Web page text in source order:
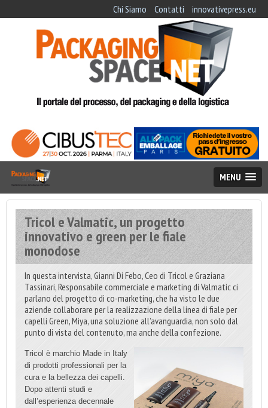
Chi Siamo Contatti innovativepress.eu
MENU
Tricol e Valmatic, un progetto
innovativo e green per le fiale
monodose
In questa intervista, Gianni Di Febo, Ceo di Tricol e Graziana
Tassinari, Responsabile commerciale e marketing di Valmatic ci
parlano del progetto di co-marketing, che ha visto le due
aziende collaborare per la realizzazione della linea di fiale per
capelli Green, Miya, una soluzione all’avanguardia, non solo dal
punto di vista del contenuto, ma anche della confezione.
Tricol è marchio Made in Italy
di prodotti professionali per la
cura e la bellezza dei capelli.
Dopo attenti studi e
dall’esperienza decennale